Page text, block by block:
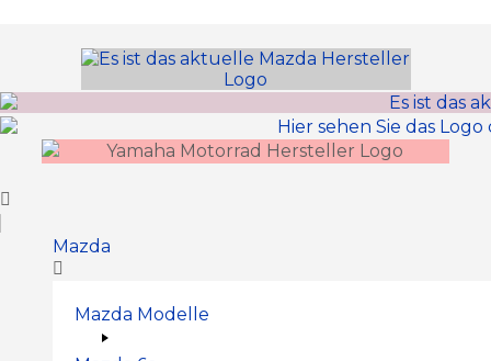
Mazda
Mazda Modelle